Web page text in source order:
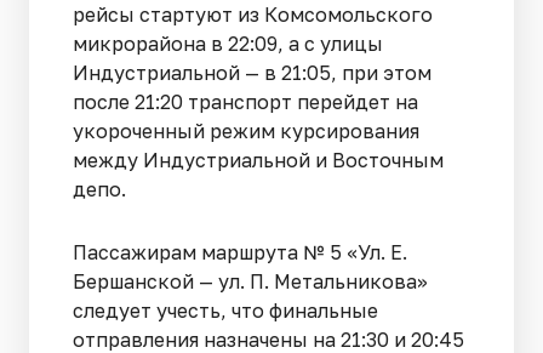
рейсы стартуют из Комсомольского
микрорайона в 22:09, а с улицы
Индустриальной — в 21:05, при этом
после 21:20 транспорт перейдет на
укороченный режим курсирования
между Индустриальной и Восточным
депо.
Пассажирам маршрута № 5 «Ул. Е.
Бершанской — ул. П. Метальникова»
следует учесть, что финальные
отправления назначены на 21:30 и 20:45